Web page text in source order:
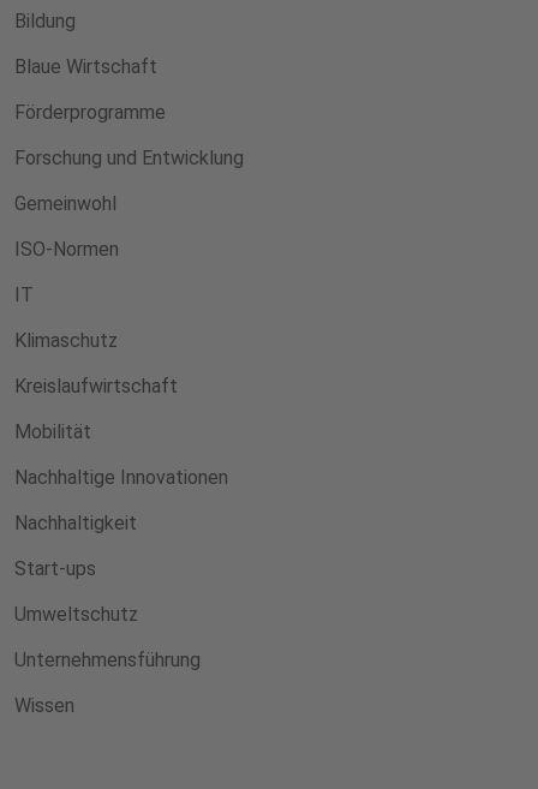
Bildung
Blaue Wirtschaft
Förderprogramme
Forschung und Entwicklung
Gemeinwohl
ISO-Normen
IT
Klimaschutz
Kreislaufwirtschaft
Mobilität
Nachhaltige Innovationen
Nachhaltigkeit
Start-ups
Umweltschutz
Unternehmensführung
Wissen